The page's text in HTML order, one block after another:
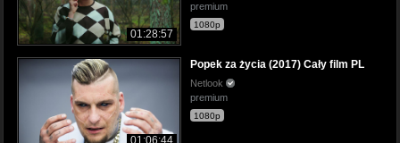
01:28:57
premium
1080p
01:06:44
Popek za życia (2017) Cały film PL
Netlook
premium
1080p